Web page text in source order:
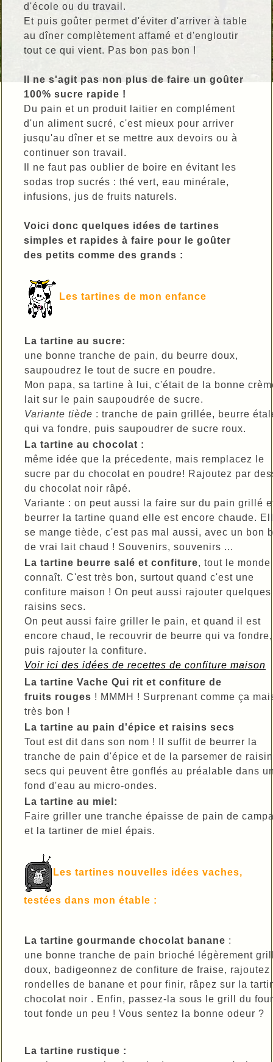
d'école ou du travail.
Et puis goûter permet d'éviter d'arriver à table
au dîner complètement affamé et d'engloutir
tout ce qui vient. Pas bon pas bon !
Il ne s'agit pas non plus de faire un goûter
100% sucre rapide !
Du pain et un produit laitier en complément
d'un aliment sucré, c'est mieux pour arriver
jusqu'au dîner et se mettre aux devoirs ou à
continuer son travail.
Il ne faut pas oublier de boire en évitant les
sodas trop sucrés : thé vert, eau minérale,
infusions, jus de fruits naturels.
Voici donc quelques idées de tartines
simples et rapides à faire pour le goûter
des petits comme des grands :
Les tartines de mon enfance
La tartine au sucre:
une bonne tranche de pain, du beurre doux,
saupoudrez le tout de sucre en poudre.
Mon papa, sa tartine à lui, c'était de la bonne
lait sur le pain saupoudrée de sucre.
Variante tiède : tranche de pain grillée, beurre
qui va fondre, puis saupoudrer de sucre roux.
La tartine au chocolat :
même idée que la précedente, mais remplacez le
sucre par du chocolat en poudre! Rajoutez par
du chocolat noir râpé.
Variante : on peut aussi la faire sur du pain grillé
beurrer la tartine quand elle est encore chaude.
se mange tiède, c'est pas mal aussi, avec un bon
de vrai lait chaud ! Souvenirs, souvenirs ...
La tartine beurre salé et confiture, tout le monde
connaît. C'est très bon, surtout quand c'est une
confiture maison ! On peut aussi rajouter quelques
raisins secs.
On peut aussi faire griller le pain, et quand il est
encore chaud, le recouvrir de beurre qui va fondre,
puis rajouter la confiture.
Voir ici des idées de recettes de confiture maison
La tartine Vache Qui rit et confiture de
fruits rouges ! MMMH ! Surprenant comme ça
très bon !
La tartine au pain d'épice et raisins secs
Tout est dit dans son nom ! Il suffit de beurrer la
tranche de pain d'épice et de la parsemer de
secs qui peuvent être gonflés au préalable dans
fond d'eau au micro-ondes.
La tartine au miel:
Faire griller une tranche épaisse de pain de
et la tartiner de miel épais.
Les tartines nouvelles idées vaches,
testées dans mon étable :
La tartine gourmande chocolat banane :
une bonne tranche de pain brioché légèrement
doux, badigeonnez de confiture de fraise,
rondelles de banane et pour finir, râpez sur la
chocolat noir . Enfin, passez-la sous le grill du
tout fonde un peu ! Vous sentez la bonne odeur ?
La tartine rustique :